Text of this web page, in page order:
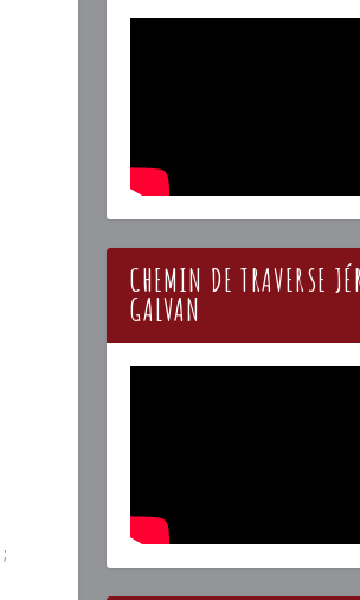
CHEMIN DE TRAVERSE
GALVAN